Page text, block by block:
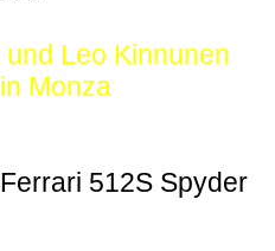
Leo Kinnunen
Monza
512S Spyder